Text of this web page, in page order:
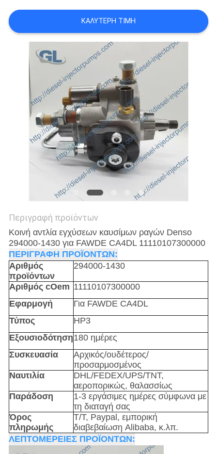
ΑΠΟΡΡΉΤΟΥΚΑΛΎΤΕΡΗ ΤΙΜΉ
Περιγραφή προϊόντων
Κοινή αντλία εγχύσεων καυσίμων ραγών Denso
294000-1430 για FAWDE CA4DL 11110107300000
ΠΕΡΙΓΡΑΦΗ ΠΡΟΪΟΝΤΩΝ:
Αριθμός
προϊόντων
294000-1430
Αριθμός cOem 11110107300000
Εφαρμογή
Για FAWDE CA4DL
Τύπος
HP3
Εξουσιοδότηση180 ημέρες
Συσκευασία
Αρχικός/ουδέτερος/
προσαρμοσμένος
Ναυτιλία
DHL/FEDEX/UPS/TNT,
αεροπορικώς, θαλασσίως
Παράδοση
1-3 εργάσιμες ημέρες σύμφωνα με
τη διαταγή σας
Όρος
πληρωμής
T/T, Paypal, εμπορική
διαβεβαίωση Alibaba, κ.λπ.
ΛΕΠΤΟΜΕΡΕΙΕΣ ΠΡΟΪΟΝΤΩΝ: